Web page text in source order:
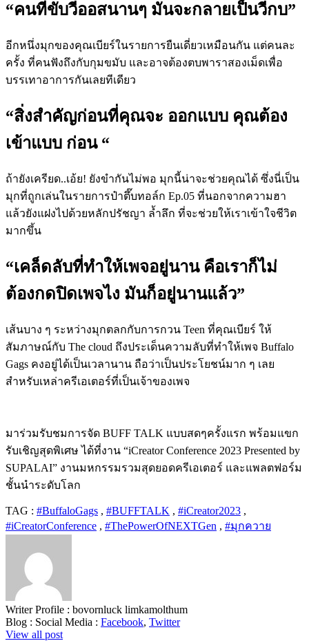
“คนที่ขับวีออสนานๆ มันจะกลายเป็นวีกบ”
อีกหนึ่งมุกของคุณเบียร์ในรายการยืนเดี่ยวเหมือนกัน แต่คนละ
ครั้ง ที่คนฟังถึงกับกุมขมับ และอาจต้องตบพาราสองเม็ดเพื่อ
บรรเทาอาการกันเลยทีเดียว
“สิ่งสำคัญก่อนที่คุณจะ ออกแบบ คุณต้อง
เข้าแบบ ก่อน “
ถ้ายังเครียด..เอ้ย! ยังขำกันไม่พอ มุกนี้น่าจะช่วยคุณได้ ซึ่งนี่เป็น
มุกที่ถูกเล่นในรายการป๋าตึ๊บทอล์ก Ep.05 ที่นอกจากความฮา
แล้วยังแฝงไปด้วยหลักปรัชญา ล้ำลึก ที่จะช่วยให้เราเข้าใจชีวิต
มากขึ้น
“เคล็ดลับที่ทำให้เพจอยู่นาน คือเราก็ไม่
ต้องกดปิดเพจไง มันก็อยู่นานแล้ว”
เส้นบาง ๆ ระหว่างมุกตลกกับการกวน Teen ที่คุณเบียร์ ให้
สัมภาษณ์กับ The cloud ถึงประเด็นความลับที่ทำให้เพจ Buffalo
Gags คงอยู่ได้เป็นเวลานาน ถือว่าเป็นประโยชน์มาก ๆ เลย
สำหรับเหล่าครีเอเตอร์ที่เป็นเจ้าของเพจ
มาร่วมรับชมการจัด BUFF TALK แบบสดๆครั้งแรก พร้อมแขก
รับเชิญสุดพิเศษ ได้ที่งาน “iCreator Conference 2023 Presented by
SUPALAI” งานมหกรรมรวมสุดยอดครีเอเตอร์ และแพลตฟอร์ม
ชั้นนำระดับโลก
TAG : #BuffaloGags , #BUFFTALK , #iCreator2023 ,
#iCreatorConference , #ThePowerOfNEXTGen , #มุกควาย
Writer Profile : bovornluck limkamolthum
Blog : Social Media : Facebook, Twitter
View all post